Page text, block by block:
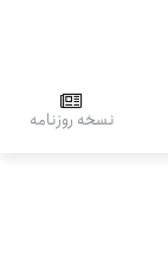
نسخه روزنامه